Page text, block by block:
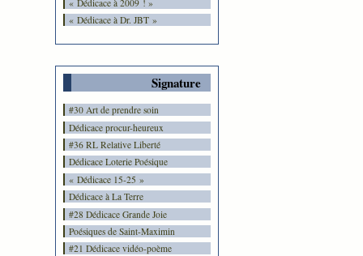
« Dédicace à 2009 ! »
« Dédicace à Dr. JBT »
Signature
#30 Art de prendre soin
Dédicace procur-heureux
#36 RL Relative Liberté
Dédicace Loterie Poésique
« Dédicace 15-25 »
Dédicace à La Terre
#28 Dédicace Grande Joie
Poésiques de Saint-Maximin
#21 Dédicace vidéo-poème